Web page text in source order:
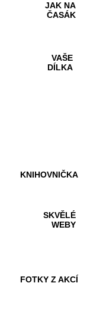
JAK NA
ČASÁK
VAŠE
DÍLKA
KNIHOVNIČKA
SKVĚLÉ
WEBY
FOTKY Z AKCÍ